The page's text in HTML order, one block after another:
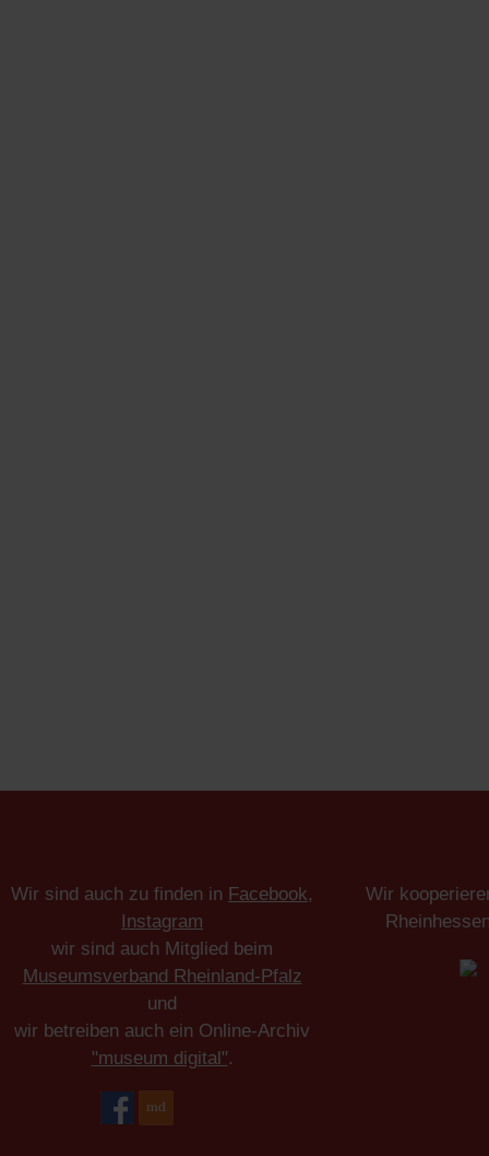
Wir sind auch zu finden in Facebook,
Instagram
wir sind auch Mitglied beim
Museumsverband Rheinland-Pfalz
und
wir betreiben auch ein Online-Archiv
"museum digital".
Wir